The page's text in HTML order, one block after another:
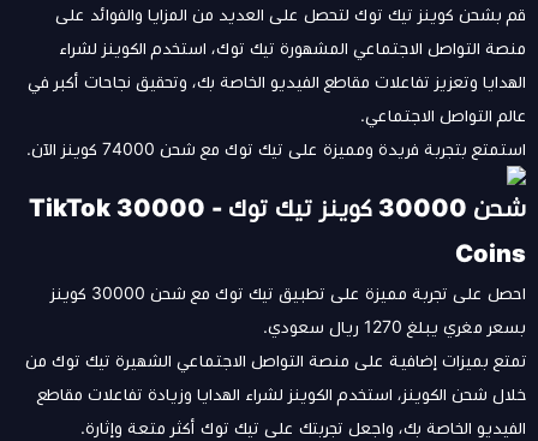
قم بشحن كوينز تيك توك لتحصل على العديد من المزايا والفوائد على
منصة التواصل الاجتماعي المشهورة تيك توك، استخدم الكوينز لشراء
الهدايا وتعزيز تفاعلات مقاطع الفيديو الخاصة بك، وتحقيق نجاحات أكبر في
عالم التواصل الاجتماعي.
استمتع بتجربة فريدة ومميزة على تيك توك مع شحن 74000 كوينز الآن.
شحن 30000 كوينز تيك توك - TikTok 30000
Coins
احصل على تجربة مميزة على تطبيق تيك توك مع شحن 30000 كوينز
بسعر مغري يبلغ 1270 ريال سعودي.
تمتع بميزات إضافية على منصة التواصل الاجتماعي الشهيرة تيك توك من
خلال شحن الكوينز، استخدم الكوينز لشراء الهدايا وزيادة تفاعلات مقاطع
الفيديو الخاصة بك، واجعل تجربتك على تيك توك أكثر متعة وإثارة.